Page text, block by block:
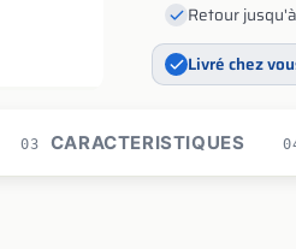
Retour
Livré chez
03 CARACTERISTIQUES